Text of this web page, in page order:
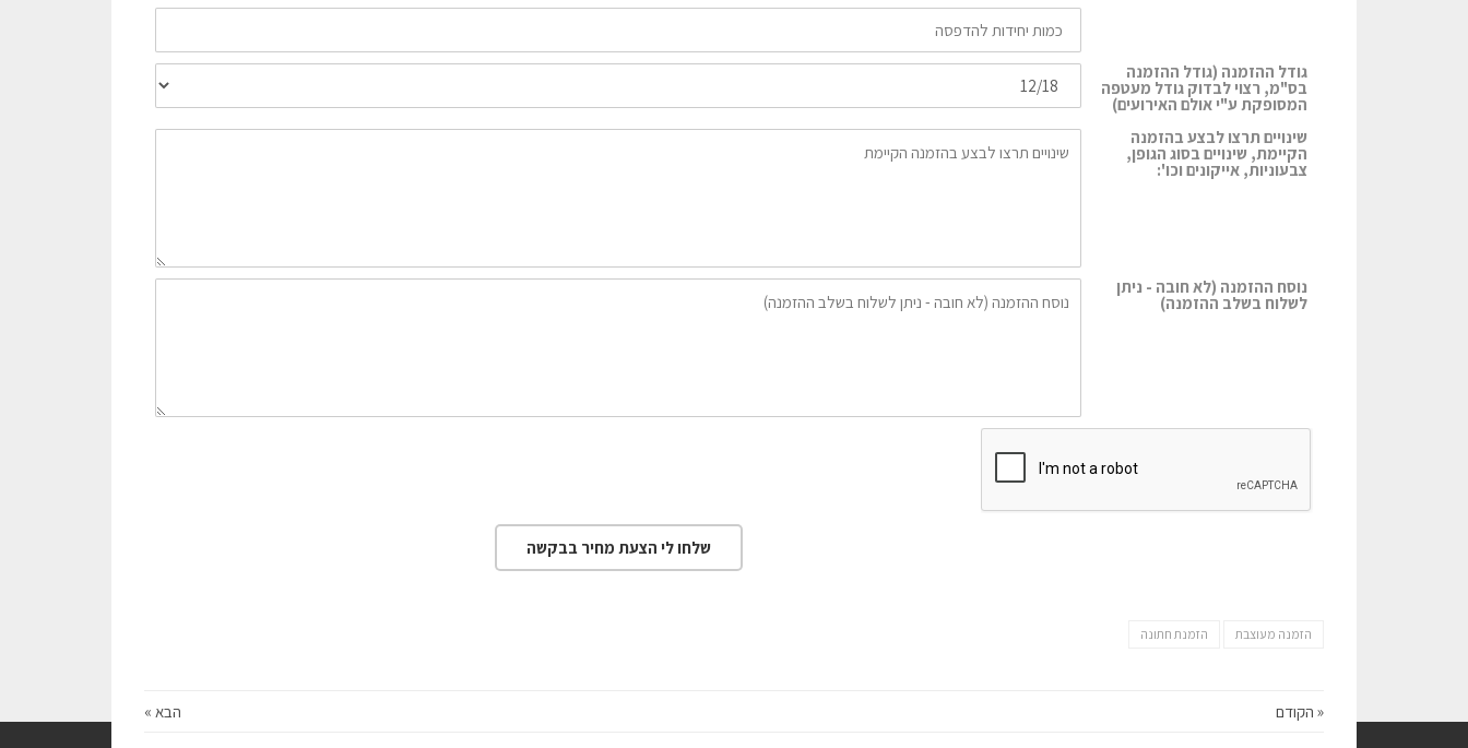
גודל ההזמנה (גודל ההזמנה
בס"מ, רצוי לבדוק גודל מעטפה
המסופקת ע"י אולם האירועים)
שינויים תרצו לבצע בהזמנה
הקיימת, שינויים בסוג הגופן,
צבעוניות, אייקונים וכו':
נוסח ההזמנה (לא חובה - ניתן
לשלוח בשלב ההזמנה)
שלחו לי הצעת מחיר בבקשה
הזמנה מעוצבת הזמנת חתונה
« הקודם הבא »